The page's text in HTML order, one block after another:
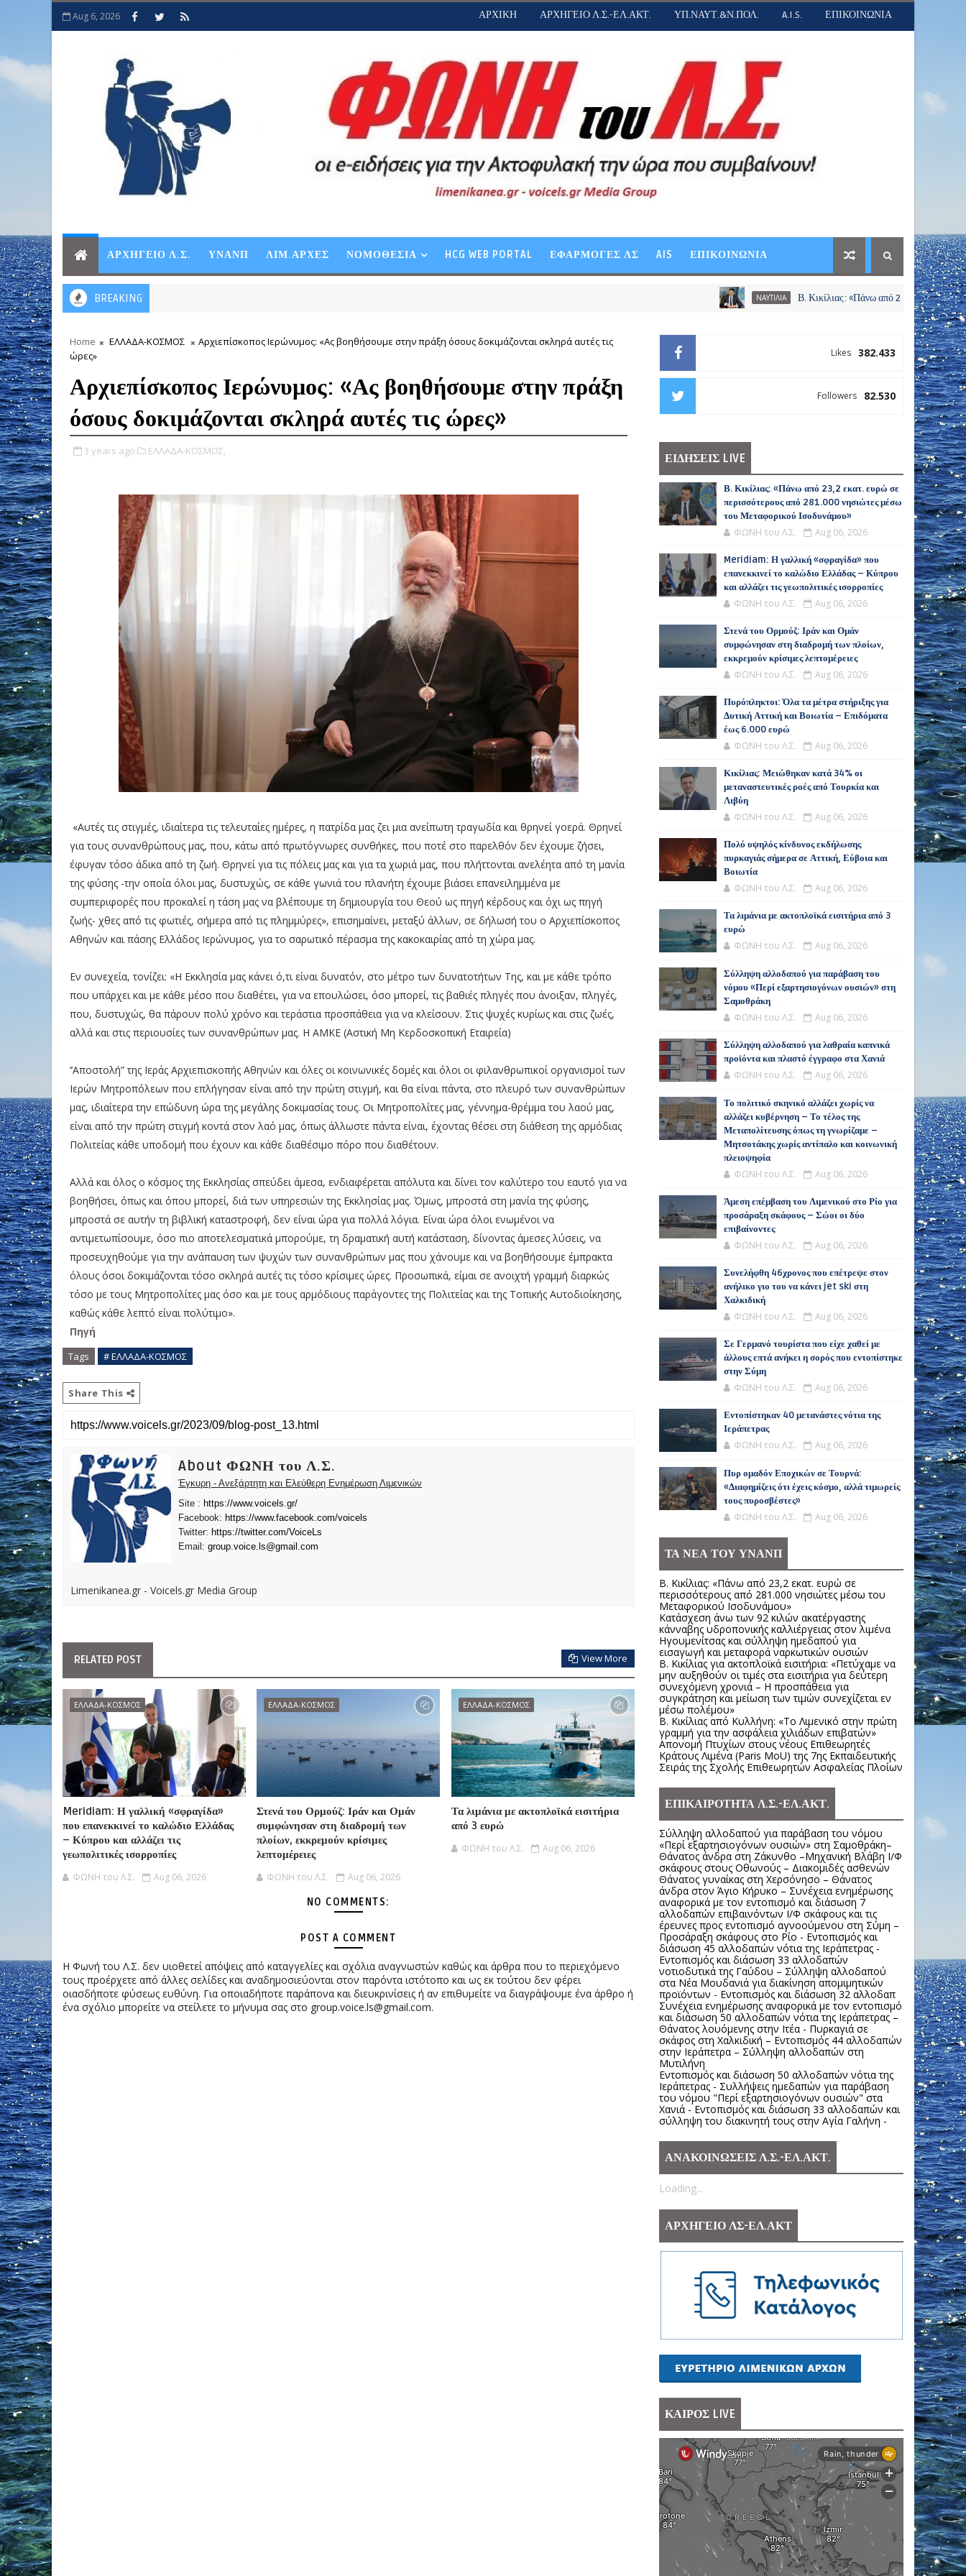
Aug 6, 2026 ΑΡΧΙΚΗ ΑΡΧΗΓΕΙΟ Λ.Σ.-ΕΛ.ΑΚΤ. ΥΠ.ΝΑΥΤ.&Ν.ΠΟΛ. A.I.S. ΕΠΙΚΟΙΝΩΝΙΑ
ΑΡΧΗΓΕΙΟ Λ.Σ. ΥΝΑΝΠ ΛΙΜ.ΑΡΧΕΣ ΝΟΜΟΘΕΣΙΑ HCG WEB PORTAL ΕΦΑΡΜΟΓΕΣ ΛΣ AIS ΕΠΙΚΟΙΝΩΝΙΑ
BREAKING ΝΑΥΤΙΛΙΑ Β. Κικίλιας: «Πάνω από 23,2 εκατ. ευρώ σε
Home ΕΛΛΑΔΑ-ΚΟΣΜΟΣ
Αρχιεπίσκοπος Ιερώνυμος: «Ας βοηθήσουμε στην πράξη όσους δοκιμάζονται σκληρά αυτές τις
ώρες»
Αρχιεπίσκοπος Ιερώνυμος: «Ας βοηθήσουμε στην πράξη
όσους δοκιμάζονται σκληρά αυτές τις ώρες»
3 years ago ΕΛΛΑΔΑ-ΚΟΣΜΟΣ,
«Αυτές τις στιγμές, ιδιαίτερα τις τελευταίες ημέρες, η πατρίδα μας ζει μια ανείπωτη τραγωδία και θρηνεί γοερά. Θρηνεί
για τους συνανθρώπους μας, που, κάτω από πρωτόγνωρες συνθήκες, που ποτέ στο παρελθόν δεν έχουμε ζήσει,
έφυγαν τόσο άδικα από τη ζωή. Θρηνεί για τις πόλεις μας και για τα χωριά μας, που πλήττονται ανελέητα από τη μανία
της φύσης -την οποία όλοι μας, δυστυχώς, σε κάθε γωνιά του πλανήτη έχουμε βιάσει επανειλημμένα με
συμπεριφορές που προκαλεί η τάση μας να βλέπουμε τη δημιουργία του Θεού ως πηγή κέρδους και όχι ως πηγή
ζωής- χθες από τις φωτιές, σήμερα από τις πλημμύρες», επισημαίνει, μεταξύ άλλων, σε δήλωσή του ο Αρχιεπίσκοπος
Αθηνών και πάσης Ελλάδος Ιερώνυμος, για το σαρωτικό πέρασμα της κακοκαιρίας από τη χώρα μας.
Εν συνεχεία, τονίζει: «Η Εκκλησία μας κάνει ό,τι είναι δυνατόν, στο μέτρο των δυνατοτήτων Της, και με κάθε τρόπο
που υπάρχει και με κάθε μέσο που διαθέτει, για να επουλώσει, όσο μπορεί, τις βαθιές πληγές που άνοιξαν, πληγές,
που, δυστυχώς, θα πάρουν πολύ χρόνο και τεράστια προσπάθεια για να κλείσουν. Στις ψυχές κυρίως και στις ζωές,
αλλά και στις περιουσίες των συνανθρώπων μας. Η ΑΜΚΕ (Αστική Μη Κερδοσκοπική Εταιρεία)
‘’Αποστολή” της Ιεράς Αρχιεπισκοπής Αθηνών και όλες οι κοινωνικές δομές και όλοι οι φιλανθρωπικοί οργανισμοί των
Ιερών Μητροπόλεων που επλήγησαν είναι από την πρώτη στιγμή, και θα είναι πάντα, στο πλευρό των συνανθρώπων
μας, ιδιαίτερα την επώδυνη ώρα της μεγάλης δοκιμασίας τους. Οι Μητροπολίτες μας, γέννημα-θρέμμα του λαού μας,
είναι από την πρώτη στιγμή κοντά στον λαό μας, όπως άλλωστε πάντα είναι, έχοντας θέσει στη διάθεση της αρμόδιας
Πολιτείας κάθε υποδομή που έχουν και κάθε διαθέσιμο πόρο που διαθέτουν.
Αλλά και όλος ο κόσμος της Εκκλησίας σπεύδει άμεσα, ενδιαφέρεται απόλυτα και δίνει τον καλύτερο του εαυτό για να
βοηθήσει, όπως και όπου μπορεί, διά των υπηρεσιών της Εκκλησίας μας. Όμως, μπροστά στη μανία της φύσης,
μπροστά σε αυτήν τη βιβλική καταστροφή, δεν είναι ώρα για πολλά λόγια. Είναι ώρα όλοι ενωμένοι να
αντιμετωπίσουμε, όσο πιο αποτελεσματικά μπορούμε, τη δραματική αυτή κατάσταση, δίνοντας άμεσες λύσεις, να
προσευχηθούμε για την ανάπαυση των ψυχών των συνανθρώπων μας που χάνουμε και να βοηθήσουμε έμπρακτα
όλους όσοι δοκιμάζονται τόσο σκληρά αυτές τις τόσο κρίσιμες ώρες. Προσωπικά, είμαι σε ανοιχτή γραμμή διαρκώς
τόσο με τους Μητροπολίτες μας όσο και με τους αρμόδιους παράγοντες της Πολιτείας και της Τοπικής Αυτοδιοίκησης,
καθώς κάθε λεπτό είναι πολύτιμο».
Πηγή
Tags # ΕΛΛΑΔΑ-ΚΟΣΜΟΣ
Share This
About ΦΩΝΗ του Λ.Σ.
Έγκυρη - Ανεξάρτητη και Ελεύθερη Ενημέρωση Λιμενικών
Site : https://www.voicels.gr/
Facebook: https://www.facebook.com/voicels
Twitter: https://twitter.com/VoiceLs
Email: group.voice.ls@gmail.com
Limenikanea.gr - Voicels.gr Media Group
RELATED POST View More
ΕΛΛΑΔΑ-ΚΟΣΜΟΣ
Meridiam: Η γαλλική «σφραγίδα»
που επανεκκινεί το καλώδιο Ελλάδας
– Κύπρου και αλλάζει τις
γεωπολιτικές ισορροπίες
ΦΩΝΗ του Λ.Σ. Aug 06, 2026
ΕΛΛΑΔΑ-ΚΟΣΜΟΣ
Στενά του Ορμούζ: Ιράν και Ομάν
συμφώνησαν στη διαδρομή των
πλοίων, εκκρεμούν κρίσιμες
λεπτομέρειες
ΦΩΝΗ του Λ.Σ. Aug 06, 2026
ΕΛΛΑΔΑ-ΚΟΣΜΟΣ
Τα λιμάνια με ακτοπλοϊκά εισιτήρια
από 3 ευρώ
ΦΩΝΗ του Λ.Σ. Aug 06, 2026
NO COMMENTS:
POST A COMMENT
Η Φωνή του Λ.Σ. δεν υιοθετεί απόψεις από καταγγελίες και σχόλια αναγνωστών καθώς και άρθρα που το περιεχόμενο
τους προέρχετε από άλλες σελίδες και αναδημοσιεύονται στον παρόντα ιστότοπο και ως εκ τούτου δεν φέρει
οιασδήποτε φύσεως ευθύνη. Για οποιαδήποτε παράπονα και διευκρινίσεις ή αν επιθυμείτε να διαγράψουμε ένα άρθρο ή
ένα σχόλιο μπορείτε να στείλετε το μήνυμα σας στο group.voice.ls@gmail.com.
382.433
Likes
82.530
Followers
ΕΙΔΗΣΕΙΣ LIVE
Β. Κικίλιας: «Πάνω από 23,2 εκατ. ευρώ σε
περισσότερους από 281.000 νησιώτες μέσω
του Μεταφορικού Ισοδυνάμου»
ΦΩΝΗ του Λ.Σ. Aug 06, 2026
Meridiam: Η γαλλική «σφραγίδα» που
επανεκκινεί το καλώδιο Ελλάδας – Κύπρου
και αλλάζει τις γεωπολιτικές ισορροπίες
ΦΩΝΗ του Λ.Σ. Aug 06, 2026
Στενά του Ορμούζ: Ιράν και Ομάν
συμφώνησαν στη διαδρομή των πλοίων,
εκκρεμούν κρίσιμες λεπτομέρειες
ΦΩΝΗ του Λ.Σ. Aug 06, 2026
Πυρόπληκτοι: Όλα τα μέτρα στήριξης για
Δυτική Αττική και Βοιωτία – Επιδόματα
έως 6.000 ευρώ
ΦΩΝΗ του Λ.Σ. Aug 06, 2026
Κικίλιας: Μειώθηκαν κατά 34% οι
μεταναστευτικές ροές από Τουρκία και
Λιβύη
ΦΩΝΗ του Λ.Σ. Aug 06, 2026
Πολύ υψηλός κίνδυνος εκδήλωσης
πυρκαγιάς σήμερα σε Αττική, Εύβοια και
Βοιωτία
ΦΩΝΗ του Λ.Σ. Aug 06, 2026
Τα λιμάνια με ακτοπλοϊκά εισιτήρια από 3
ευρώ
ΦΩΝΗ του Λ.Σ. Aug 06, 2026
Σύλληψη αλλοδαπού για παράβαση του
νόμου «Περί εξαρτησιογόνων ουσιών» στη
Σαμοθράκη
ΦΩΝΗ του Λ.Σ. Aug 06, 2026
Σύλληψη αλλοδαπού για λαθραία καπνικά
προϊόντα και πλαστό έγγραφο στα Χανιά
ΦΩΝΗ του Λ.Σ. Aug 06, 2026
Το πολιτικό σκηνικό αλλάζει χωρίς να
αλλάζει κυβέρνηση – Το τέλος της
Μεταπολίτευσης όπως τη γνωρίζαμε –
Μητσοτάκης χωρίς αντίπαλο και κοινωνική
πλειοψηφία
ΦΩΝΗ του Λ.Σ. Aug 06, 2026
Άμεση επέμβαση του Λιμενικού στο Ρίο για
προσάραξη σκάφους – Σώοι οι δύο
επιβαίνοντες
ΦΩΝΗ του Λ.Σ. Aug 06, 2026
Συνελήφθη 46χρονος που επέτρεψε στον
ανήλικο γιο του να κάνει jet ski στη
Χαλκιδική
ΦΩΝΗ του Λ.Σ. Aug 06, 2026
Σε Γερμανό τουρίστα που είχε χαθεί με
άλλους επτά ανήκει η σορός που εντοπίστηκε
στην Σύμη
ΦΩΝΗ του Λ.Σ. Aug 06, 2026
Εντοπίστηκαν 40 μετανάστες νότια της
Ιεράπετρας
ΦΩΝΗ του Λ.Σ. Aug 06, 2026
Πυρ ομαδόν Εποχικών σε Τουρνά:
«Διαφημίζεις ότι έχεις κόσμο, αλλά τιμωρείς
τους πυροσβέστες»
ΦΩΝΗ του Λ.Σ. Aug 06, 2026
ΤΑ ΝΕΑ ΤΟΥ ΥΝΑΝΠ
Β. Κικίλιας: «Πάνω από 23,2 εκατ. ευρώ σε
περισσότερους από 281.000 νησιώτες μέσω του
Μεταφορικού Ισοδυνάμου»
Κατάσχεση άνω των 92 κιλών ακατέργαστης
κάνναβης υδροπονικής καλλιέργειας στον λιμένα
Ηγουμενίτσας και σύλληψη ημεδαπού για
εισαγωγή και μεταφορά ναρκωτικών ουσιών
Β. Κικίλιας για ακτοπλοϊκά εισιτήρια: «Πετύχαμε να
μην αυξηθούν οι τιμές στα εισιτήρια για δεύτερη
συνεχόμενη χρονιά – Η προσπάθεια για
συγκράτηση και μείωση των τιμών συνεχίζεται εν
μέσω πολέμου»
Β. Κικίλιας από Κυλλήνη: «Το Λιμενικό στην πρώτη
γραμμή για την ασφάλεια χιλιάδων επιβατών»
Απονομή Πτυχίων στους νέους Επιθεωρητές
Κράτους Λιμένα (Paris MoU) της 7ης Εκπαιδευτικής
Σειράς της Σχολής Επιθεωρητών Ασφαλείας Πλοίων
ΕΠΙΚΑΙΡΟΤΗΤΑ Λ.Σ.-ΕΛ.ΑΚΤ.
Σύλληψη αλλοδαπού για παράβαση του νόμου
«Περί εξαρτησιογόνων ουσιών» στη Σαμοθράκη–
Θάνατος άνδρα στη Ζάκυνθο –Μηχανική Βλάβη Ι/Φ
σκάφους στους Οθωνούς – Διακομιδές ασθενών
Θάνατος γυναίκας στη Χερσόνησο – Θάνατος
άνδρα στον Άγιο Κήρυκο – Συνέχεια ενημέρωσης
αναφορικά με τον εντοπισμό και διάσωση 7
αλλοδαπών επιβαινόντων Ι/Φ σκάφους και τις
έρευνες προς εντοπισμό αγνοούμενου στη Σύμη –
Προσάραξη σκάφους στο Ρίο - Εντοπισμός και
διάσωση 45 αλλοδαπών νότια της Ιεράπετρας -
Εντοπισμός και διάσωση 33 αλλοδαπών
νοτιοδυτικά της Γαύδου – Σύλληψη αλλοδαπού
στα Νέα Μουδανιά για διακίνηση απομιμητικών
προϊόντων - Εντοπισμός και διάσωση 32 αλλοδαπ
Συνέχεια ενημέρωσης αναφορικά με τον εντοπισμό
και διάσωση 50 αλλοδαπών νότια της Ιεράπετρας –
Θάνατος λουόμενης στην Ιτέα - Πυρκαγιά σε
σκάφος στη Χαλκιδική – Εντοπισμός 44 αλλοδαπών
στην Ιεράπετρα – Σύλληψη αλλοδαπών στη
Μυτιλήνη
Εντοπισμός και διάσωση 50 αλλοδαπών νότια της
Ιεράπετρας - Συλλήψεις ημεδαπών για παράβαση
του νόμου "Περί εξαρτησιογόνων ουσιών" στα
Χανιά - Εντοπισμός και διάσωση 33 αλλοδαπών και
σύλληψη του διακινητή τους στην Αγία Γαλήνη -
ΑΝΑΚΟΙΝΩΣΕΙΣ Λ.Σ.-ΕΛ.ΑΚΤ.
Loading...
ΑΡΧΗΓΕΙΟ ΛΣ-ΕΛ.ΑΚΤ
ΚΑΙΡΟΣ LIVE